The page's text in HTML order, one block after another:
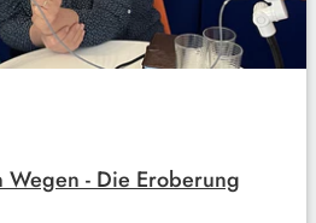
- Die Eroberung